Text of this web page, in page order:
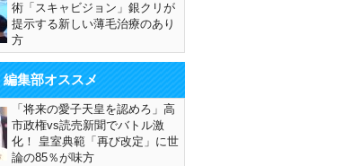
術「スキャビジョン」銀クリが
提示する新しい薄毛治療のあり
方
編集部オススメ
「将来の愛子天皇を認めろ」高
市政権vs読売新聞でバトル激
化！ 皇室典範「再び改定」に世
論の85％が味方